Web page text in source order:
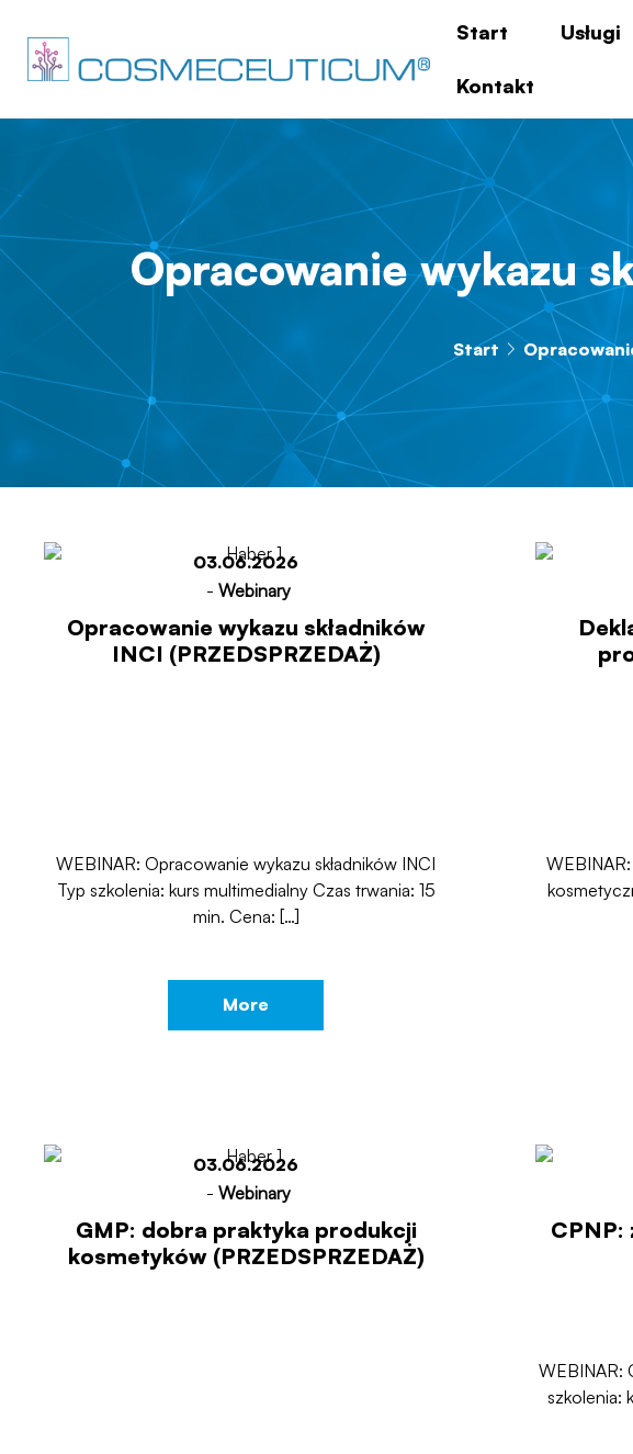
Start Usługi
Kontakt
Opracowanie wykazu
Start
03.06.2026
- Webinary
Opracowanie wykazu składników
INCI (PRZEDSPRZEDAŻ)
WEBINAR: Opracowanie wykazu składników INCI
Typ szkolenia: kurs multimedialny Czas trwania: 15
min. Cena: […]
More
03.06.2026
- Webinary
GMP: dobra praktyka produkcji
kosmetyków (PRZEDSPRZEDAŻ)
CPNP:
WEBINAR:
szkolenia: